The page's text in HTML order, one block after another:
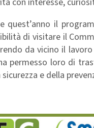
quest’anno il
di visitare il
da vicino il
permesso loro di
e della